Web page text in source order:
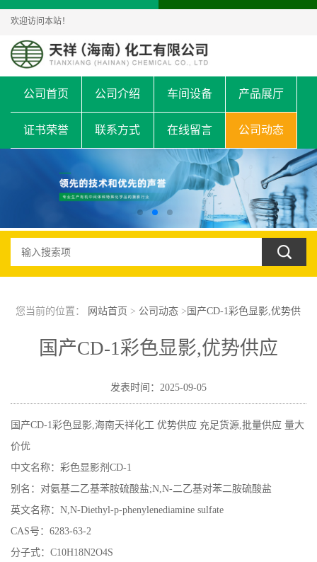
欢迎访问本站！
公司首页 公司介绍 车间设备 产品展厅
证书荣誉 联系方式 在线留言 公司动态
您当前的位置： 网站首页 > 公司动态> 国产CD-1彩色显影,优势供
国产CD-1彩色显影,优势供应
发表时间：2025-09-05
国产CD-1彩色显影,海南天祥化工 优势供应 充足货源,批量供应 量大
价优
中文名称：彩色显影剂 CD-1
别名 ：对氨基二乙基苯胺硫酸盐;N,N-二乙基对苯二胺硫酸盐
英文名称： N,N-Diethyl-p-phenylenediamine sulfate
CAS号 ： 6283-63-2
分子式： C10H18N2O4S